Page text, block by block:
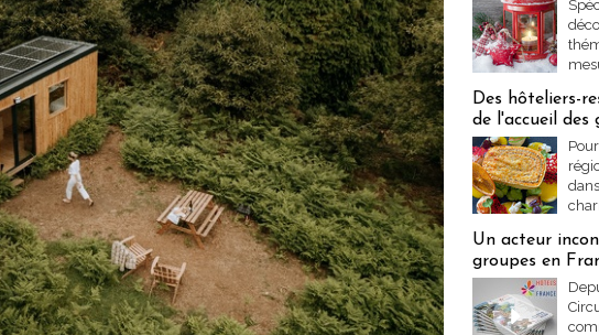
Des hôteliers-
de l'accueil des
Un acteur
groupes en